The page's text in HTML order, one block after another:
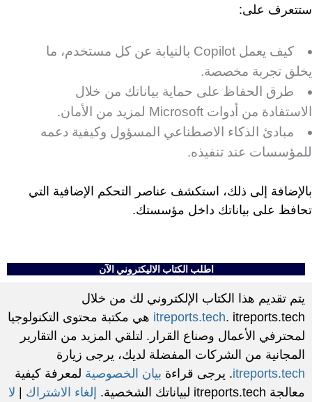
ستتعرف على:
كيف يعمل Copilot بالنيابة عن كل مستخدم، ما
يخلق تجربة مخصصة.
طرق الحفاظ على حماية بياناتك من خلال
الاستفادة من أدوات Microsoft لمزيد من الأمان.
مبادئ الذكاء الاصطناعي المسؤول وكيفية دعمه
للمؤسسات عند تنفيذه.
بالإضافة إلى ذلك، استكشف عناصر التحكم الإضافية التي
تحافظ على بياناتك داخل مؤسستك.
اطلب الكتاب الاليكتروني الآن
يتم تقديم هذا الكتاب الإلكتروني لك من خلال
itreports.tech . itreports.tech هي مكتبة محتوى التكنولوجيا
لمحترفي الأعمال وصناع القرار. لتلقي المزيد من التقارير
المجانية من الشركات المفضلة لديك، يرجى زيارة
itreports.tech. يرجى قراءة بيان الخصوصية لمعرفة كيفية
معالجة itreports.tech لبياناتك الشخصية.
إلغاء الاشتراك لا